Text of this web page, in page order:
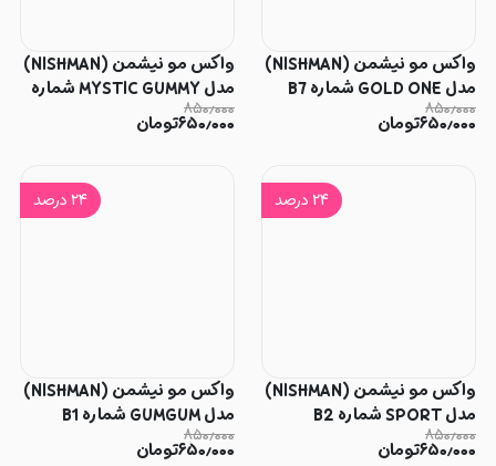
واکس مو نیشمن (NISHMAN)
مدل GOLD ONE شماره B7
۸۵۰٫۰۰۰
۶۵۰٫۰۰۰تومان
واکس مو نیشمن (NISHMAN)
مدل MYSTIC GUMMY شماره
B6
۸۵۰٫۰۰۰
۶۵۰٫۰۰۰تومان
۲۴ درصد
واکس مو نیشمن (NISHMAN)
مدل SPORT شماره B2
۸۵۰٫۰۰۰
۶۵۰٫۰۰۰تومان
۲۴ درصد
واکس مو نیشمن (NISHMAN)
مدل GUMGUM شماره B1
۸۵۰٫۰۰۰
۶۵۰٫۰۰۰تومان